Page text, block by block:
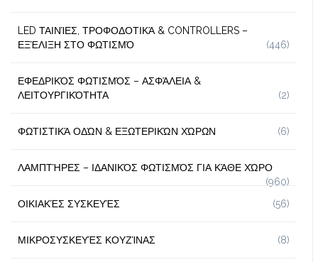
LED ΤΑΙΝΊΕΣ, ΤΡΟΦΟΔΟΤΙΚΆ & CONTROLLERS –
ΕΞΈΛΙΞΗ ΣΤΟ ΦΩΤΙΣΜΌ
(446)
ΕΦΕΔΡΙΚΌΣ ΦΩΤΙΣΜΌΣ – ΑΣΦΆΛΕΙΑ &
ΛΕΙΤΟΥΡΓΙΚΌΤΗΤΑ
(2)
ΦΩΤΙΣΤΙΚΆ ΟΔΏΝ & ΕΞΩΤΕΡΙΚΏΝ ΧΏΡΩΝ (6)
ΛΑΜΠΤΉΡΕΣ – ΙΔΑΝΙΚΌΣ ΦΩΤΙΣΜΌΣ ΓΙΑ ΚΆΘΕ ΧΏΡΟ
(960)
ΟΙΚΙΑΚΈΣ ΣΥΣΚΕΥΈΣ
(56)
ΜΙΚΡΟΣΥΣΚΕΥΈΣ ΚΟΥΖΊΝΑΣ (8)